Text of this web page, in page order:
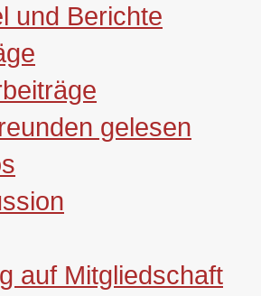
und Berichte
gelesen
auf Mitgliedschaft